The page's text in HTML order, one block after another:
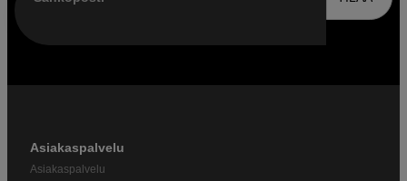
Asiakaspalvelu
Asiakaspalvelu